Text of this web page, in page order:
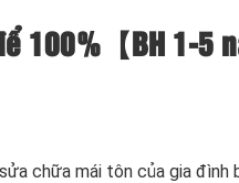
100%【BH 1-5
chữa mái tôn của gia